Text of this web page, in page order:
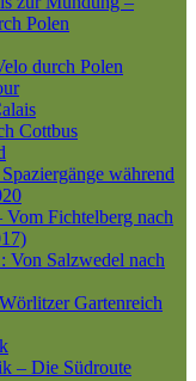
Polen
durch Polen
Cottbus
während
Vom Fichtelberg nach
Von Salzwedel nach
Gartenreich
– Die Südroute